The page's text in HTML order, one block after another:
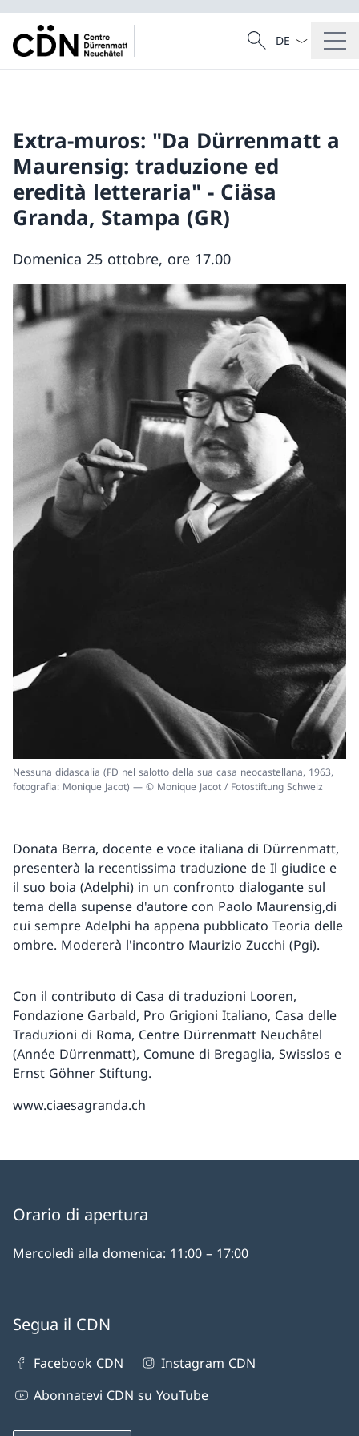
Cercare
Ricerca
Dal menu a
Extra-muros: "Da Dürrenmatt a
Maurensig: traduzione ed
eredità letteraria" - Ciäsa
Granda, Stampa (GR)
Domenica 25 ottobre, ore 17.00
Nessuna didascalia (FD nel salotto della sua casa neocastellana, 1963,
fotografia: Monique Jacot) — © Monique Jacot / Fotostiftung Schweiz
Donata Berra, docente e voce italiana di Dürrenmatt,
presenterà la recentissima traduzione de Il giudice e
il suo boia (Adelphi) in un confronto dialogante sul
tema della supense d'autore con Paolo Maurensig,di
cui sempre Adelphi ha appena pubblicato Teoria delle
ombre. Modererà l'incontro Maurizio Zucchi (Pgi).
Con il contributo di Casa di traduzioni Looren,
Fondazione Garbald, Pro Grigioni Italiano, Casa delle
Traduzioni di Roma, Centre Dürrenmatt Neuchâtel
(Année Dürrenmatt), Comune di Bregaglia, Swisslos e
Ernst Göhner Stiftung.
www.ciaesagranda.ch
Orario di apertura
Mercoledì alla domenica: 11:00 – 17:00
Segua il CDN
Facebook CDN
Instagram CDN
Abonnatevi CDN su YouTube